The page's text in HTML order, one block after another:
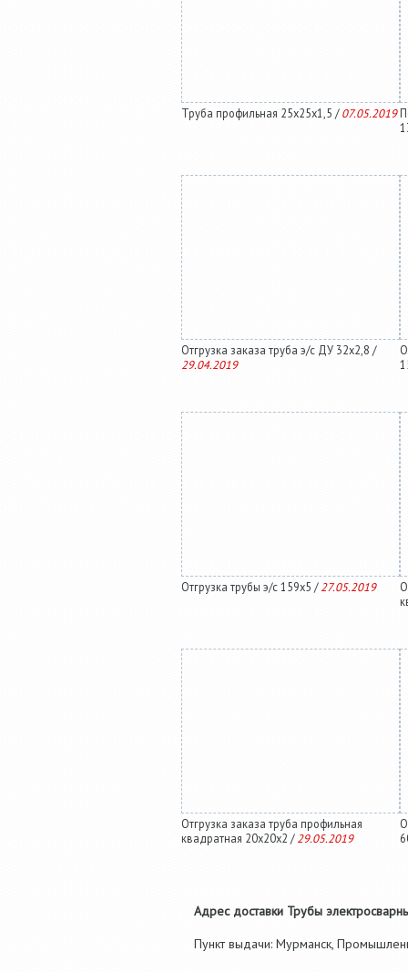
Труба профильная 25х25х1,5 /07.05.2019
Отгрузка заказа труба э/с ДУ 32х2,8 /
29.04.2019
Отгрузка трубы э/с 159х5 / 27.05.2019
Отгрузка заказа труба профильная
квадратная 20х20х2 / 29.05.2019
Адрес доставки Трубы
Пункт выдачи: Мурманск,